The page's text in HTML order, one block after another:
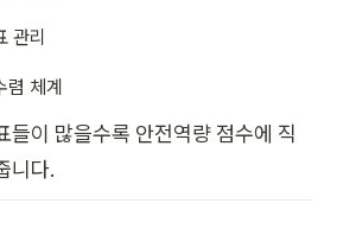
관리
렴 체계
들이 많을수록 안전역량 점수에 직
니다.